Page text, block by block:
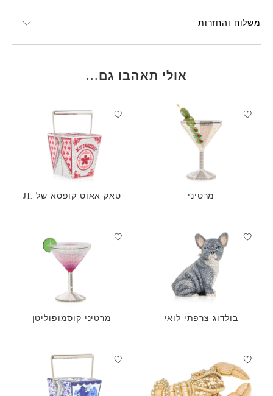
משלוח והחזרות
אולי תאהבו גם...
מרטיני טאק אאוט קופסא של JL
בולדוג צרפתי לואי מרטיני קוסמופוליטן